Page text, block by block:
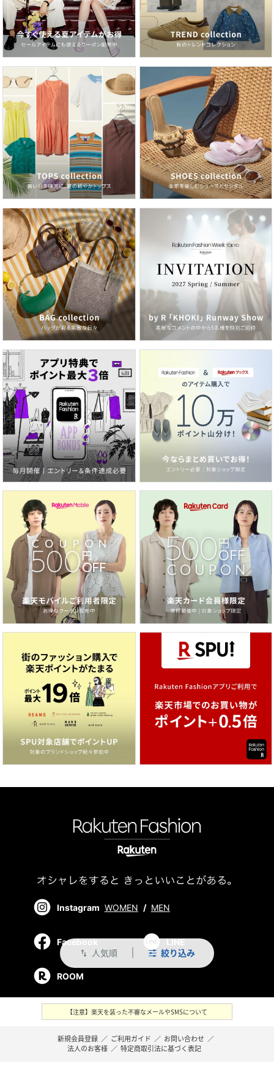
swap_vert 人気順 絞り込み
Instagram WOMEN / MEN
Facebook LINE
ROOM
【注意】楽天を装った不審なメールやSMSについて
新規会員登録 ／ ご利用ガイド ／ お問い合わせ ／
法人のお客様 ／ 特定商取引法に基づく表記